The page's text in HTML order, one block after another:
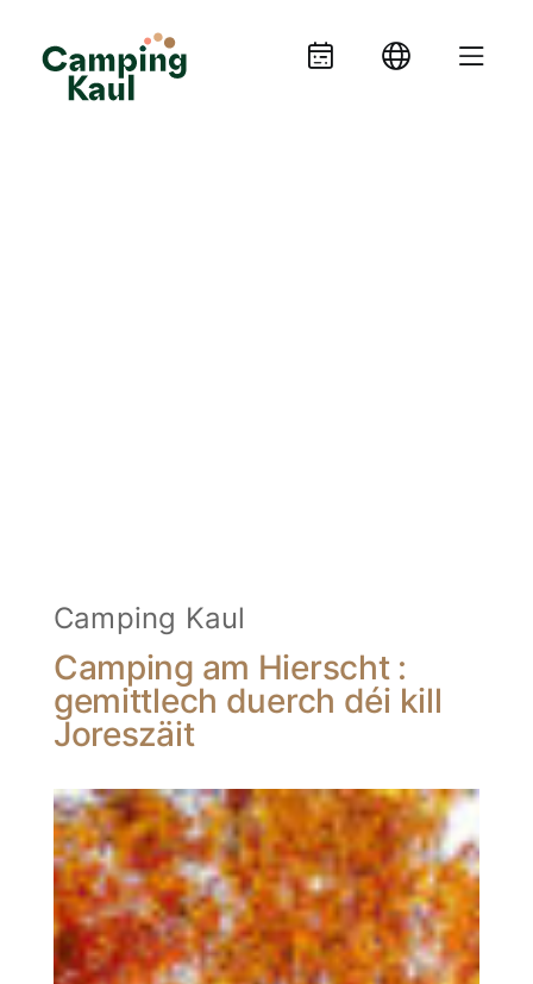
Camping Kaul
Camping am Hierscht :
gemittlech duerch déi kill
Joreszäit